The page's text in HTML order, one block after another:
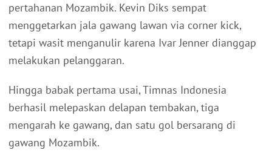
pertahanan Mozambik. Kevin Diks sempat
menggetarkan jala gawang lawan via corner kick,
tetapi wasit menganulir karena Ivar Jenner dianggap
melakukan pelanggaran.
Hingga babak pertama usai, Timnas Indonesia
berhasil melepaskan delapan tembakan, tiga
mengarah ke gawang, dan satu gol bersarang di
gawang Mozambik.